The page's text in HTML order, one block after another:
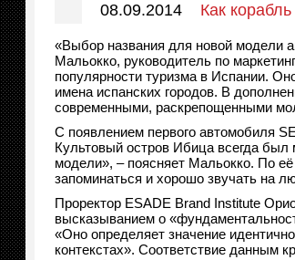
08.09.2014 Как
«Выбор названия для новой модели
Мальокко, руководитель по
популярности туризма в Испании.
имена испанских городов. В
современными, раскрепощенными
С появлением первого автомобиля
Культовый остров Ибица всегда был
модели», – поясняет Мальокко. По
запоминаться и хорошо звучать на
Проректор ESADE Brand Institute
высказыванием о «фундаментальнос
«Оно определяет значение
контекстах». Соответствие данным